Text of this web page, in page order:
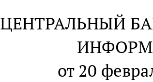
ЦЕНТРАЛЬНЫЙ
от 20